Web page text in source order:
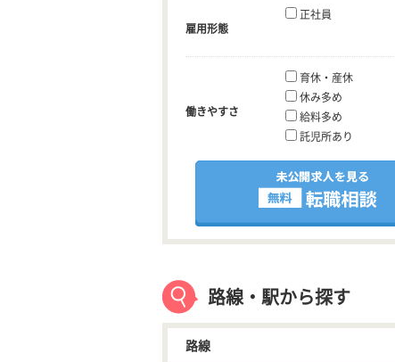
雇用形態
正社員
働きやすさ
育休・産休
休み多め
給料多め
託児所あり
路線・駅から探す
路線